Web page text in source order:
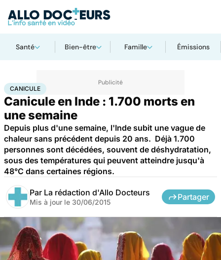
Santé Bien-être Famille Émissions
AccueilSantéCanicule
CANICULE
Canicule en Inde : 1.700 morts en
une semaine
Depuis plus d'une semaine, l'Inde subit une vague de
chaleur sans précédent depuis 20 ans. Déjà 1.700
personnes sont décédées, souvent de déshydratation,
sous des températures qui peuvent atteindre jusqu'à
48°C dans certaines régions.
Par La rédaction d'Allo Docteurs
Mis à jour le 30/06/2015
Partager